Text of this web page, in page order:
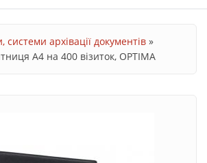
системи архівації документів »
А4 на 400 візиток, OPTIMA